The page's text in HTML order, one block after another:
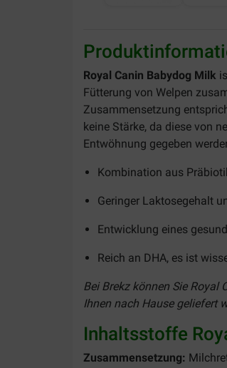
Royal Canin Babydog Milk
Fütterung von Welpen
Zusammensetzung
keine Stärke, da diese von
Entwöhnung gegeben
Kombination aus
Geringer Laktosegehalt
Entwicklung eines
Reich an DHA, es ist
Bei Brekz können Sie
Ihnen nach Hause geliefert
Inhaltsstoffe
Zusammensetzung: